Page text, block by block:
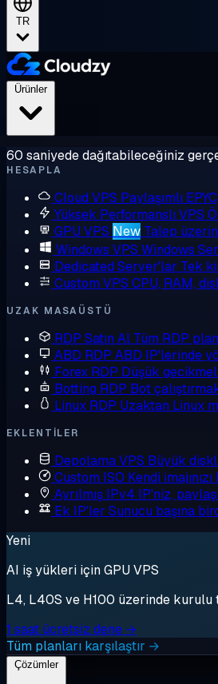
TR
Ürünler
60 saniyede dağıtabileceğiniz
HESAPLA
Cloud VPS Paylaşımlı
Yüksek Performanslı VPS
GPU VPS New Talep
Windows VPS Windows
Dedicated Server'lar Tek
Custom VPS CPU, RAM,
UZAK MASAÜSTÜ
RDP Satın Al Tüm RDP
ABD RDP ABD IP'lerinde
Forex RDP Düşük
Botting RDP Bot
Linux RDP Uzaktan Linux
EKLENTILER
Depolama VPS Büyük
Custom ISO Kendi
Ayrılmış IPv4 IP'niz,
Ek IP'ler Sunucu başına
Yeni
AI iş yükleri için GPU VPS
L4, L40S ve H100 üzerinde kurulu
1 saat ücretsiz dene →
Tüm planları karşılaştır →
Çözümler